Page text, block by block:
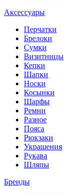
Аксессуары
Перчатки
Брелоки
Сумки
Визитницы
Кепки
Шапки
Носки
Косынки
Шарфы
Ремни
Разное
Пояса
Рюкзаки
Украшения
Рукава
Шляпы
Бренды